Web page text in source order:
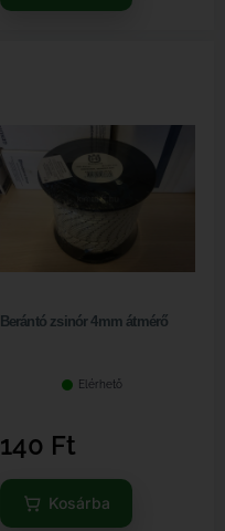
Berántó zsinór 4mm átmérő
Elérhető
140 Ft
Kosárba